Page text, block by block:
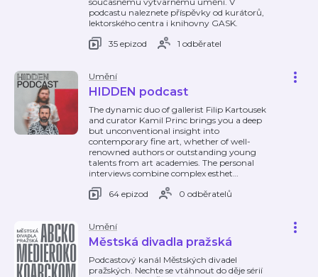
podcastu naleznete příspěvky od kurátorů,
lektorského centra i knihovny GASK.
35 epizod
1 odběratel
Umění
HIDDEN podcast
The dynamic duo of gallerist Filip Kartousek
and curator Kamil Princ brings you a deep
but unconventional insight into
contemporary fine art, whether of well-
renowned authors or outstanding young
talents from art academies. The personal
interviews combine complex esthet…
64 epizod
0 odběratelů
Umění
Městská divadla pražská
Podcastový kanál Městských divadel
pražských. Nechte se vtáhnout do děje sérií